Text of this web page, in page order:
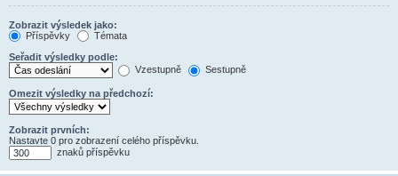
Zobrazit výsledek jako:
Příspěvky
Témata
Seřadit výsledky podle:
Vzestupně
Sestupně
Omezit výsledky na předchozí:
Zobrazit prvních:
Nastavte 0 pro zobrazení celého příspěvku.
znaků příspěvku